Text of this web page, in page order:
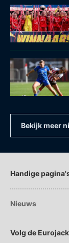
Bekijk meer
Handige
Nieuws
Volg de